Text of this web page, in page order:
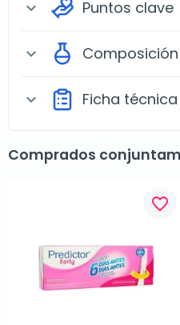
expand_more Puntos clave
expand_more Composición
expand_more Ficha técnica
Comprados
favorite_border